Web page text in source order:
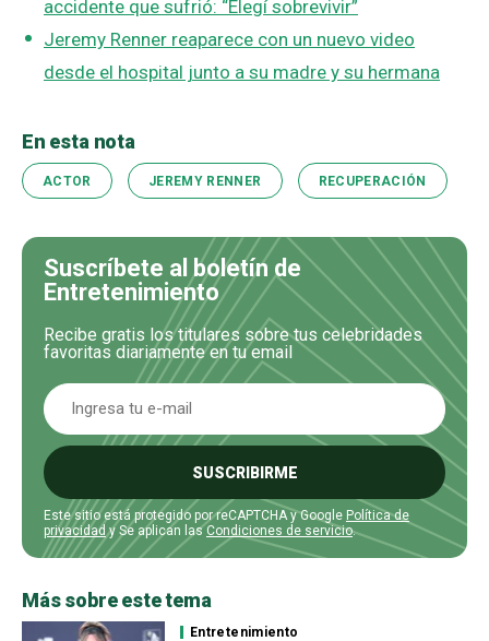
accidente que sufrió: “Elegí sobrevivir”
Jeremy Renner reaparece con un nuevo video
desde el hospital junto a su madre y su hermana
En esta nota
ACTOR JEREMY RENNER RECUPERACIÓN
Suscríbete al boletín de
Entretenimiento
Recibe gratis los titulares sobre tus celebridades
favoritas diariamente en tu email
SUSCRIBIRME
Este sitio está protegido por reCAPTCHA y Google Política de
privacidad y Se aplican lasCondiciones de servicio.
Más sobre este tema
Entretenimiento